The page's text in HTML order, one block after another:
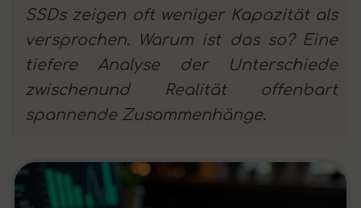
SSDs zeigen oft weniger Kapazität als
versprochen. Warum ist das so? Eine
tiefere Analyse der Unterschiede
zwischenund Realität offenbart
spannende Zusammenhänge.